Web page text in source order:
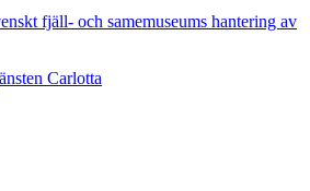
fjäll- och samemuseums hantering av
Carlotta